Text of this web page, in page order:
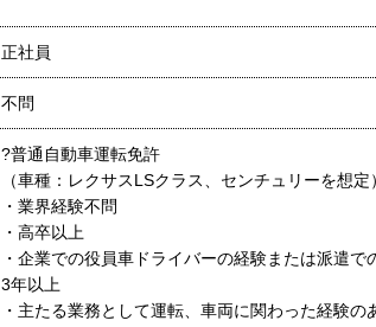
正社員
不問
?普通自動車運転免許
（車種：レクサスLSクラス、センチュリーを想定）
・業界経験不問
・高卒以上
・企業での役員車ドライバーの経験または派遣で
3年以上
・主たる業務として運転、車両に関わった経験の